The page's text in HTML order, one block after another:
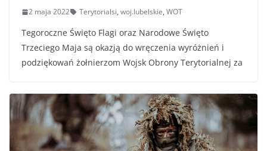
2 maja 2022 Terytorialsi, woj.lubelskie, WOT
Tegoroczne Święto Flagi oraz Narodowe Święto
Trzeciego Maja są okazją do wręczenia wyróżnień i
podziękowań żołnierzom Wojsk Obrony Terytorialnej za